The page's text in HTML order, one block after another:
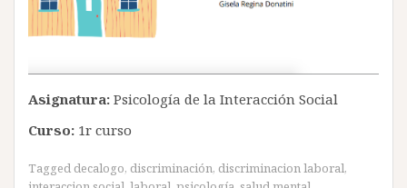
Asignatura: Psicología de la Interacción Social
Curso: 1r curso
Tagged decalogo, discriminación, discriminacion laboral,